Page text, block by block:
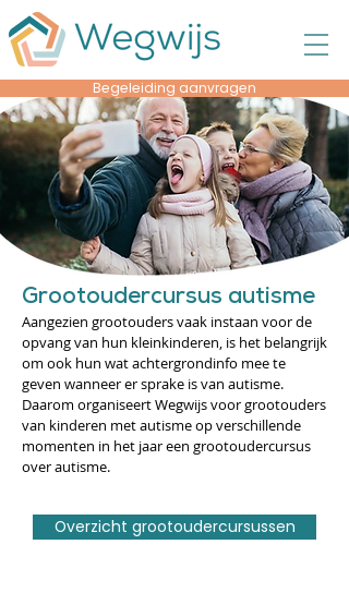
Begeleiding aanvragen
Grootoudercursus autisme
Aangezien grootouders vaak instaan voor de
opvang van hun kleinkinderen, is het belangrijk
om ook hun wat achtergrondinfo mee te
geven wanneer er sprake is van autisme.
Daarom organiseert Wegwijs voor grootouders
van kinderen met autisme opverschillende
momenten in het jaar een grootoudercursus
over autisme.
Overzicht grootoudercursussen